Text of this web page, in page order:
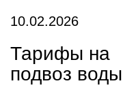
10.02.2026
Тарифы на
подвоз воды